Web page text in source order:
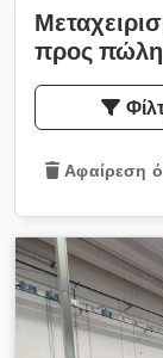
προς
Αφαίρεση